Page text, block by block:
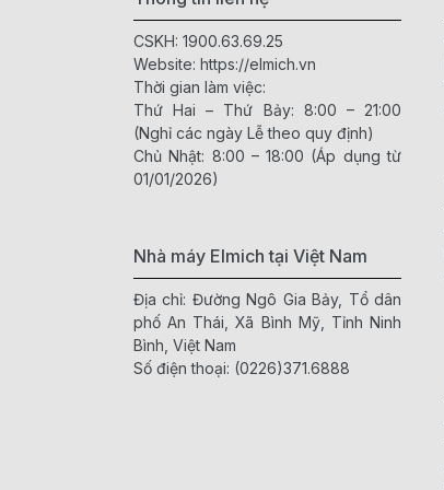
CSKH: 1900.63.69.25
Website: https://elmich.vn
Thời gian làm việc:
Thứ Hai – Thứ Bảy: 8:00 – 21:00
(Nghỉ các ngày Lễ theo quy định)
Chủ Nhật: 8:00 – 18:00 (Áp dụng từ
01/01/2026)
Nhà máy Elmich tại Việt Nam
Địa chỉ: Đường Ngô Gia Bảy, Tổ dân
phố An Thái, Xã Bình Mỹ, Tỉnh Ninh
Bình, Việt Nam
Số điện thoại: (0226)371.6888